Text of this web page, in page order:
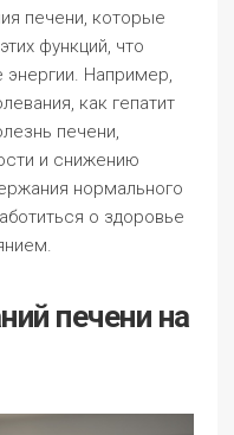
печени, которые
функций, что
Например,
как гепатит
печени,
и снижению
нормального
о здоровье
печени на